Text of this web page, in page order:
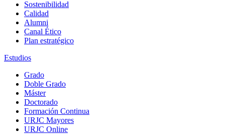
Sostenibilidad
Calidad
Alumni
Canal Ético
Plan estratégico
Estudios
Grado
Doble Grado
Máster
Doctorado
Formación Continua
URJC Mayores
URJC Online